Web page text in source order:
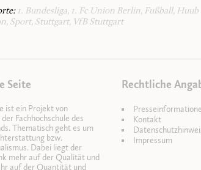
1. Bundesliga, 1. Fc Union Berlin, Fußball, Huub
, Sport, Stuttgart, VfB Stuttgart
Seite
ist ein Projekt von
Fachhochschule des
Thematisch geht es um
bzw.
Dabei liegt der
mehr auf der Qualität und
auf der Quantität und
Rechtliche
Kontakt
Impressum